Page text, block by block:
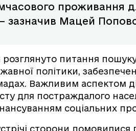
проживання
зазначив Мацей
питання
політики,
Важливим аспектом
для постраждалого
соціальних
сторони